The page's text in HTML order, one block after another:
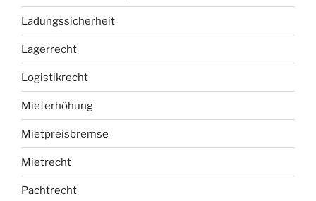
Ladungssicherheit
Lagerrecht
Logistikrecht
Mieterhöhung
Mietpreisbremse
Mietrecht
Pachtrecht